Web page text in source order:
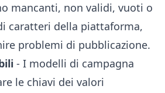
mancanti, non validi, vuoti o
caratteri della piattaforma,
problemi di pubblicazione.
- I modelli di campagna
le chiavi dei valori